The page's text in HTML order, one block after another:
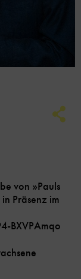
von »Pauls
Präsenz im
BXVPAmqo